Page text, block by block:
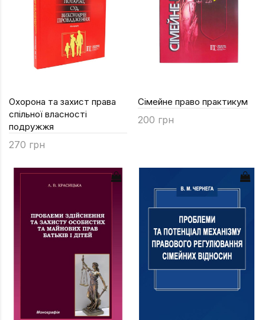
Охорона та захист права
спільної власності
подружжя
270 грн
Сімейне право практикум
200 грн